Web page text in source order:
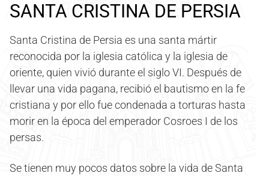
SANTA CRISTINA DE PERSIA
Santa Cristina de Persia es una santa mártir
reconocida por la iglesia católica y la iglesia de
oriente, quien vivió durante el siglo VI. Después de
llevar una vida pagana, recibió el bautismo en la fe
cristiana y por ello fue condenada a torturas hasta
morir en la época del emperador Cosroes I de los
persas.
Se tienen muy pocos datos sobre la vida de Santa